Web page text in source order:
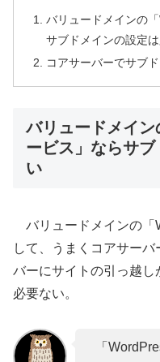
バリュードメインの
サブドメインの設定
コアサーバーでサブ
バリュードメイ
ービス」ならサ
い
バリュードメインの「
して、うまくコアサー
バーにサイトの引っ越
必要ない。
「